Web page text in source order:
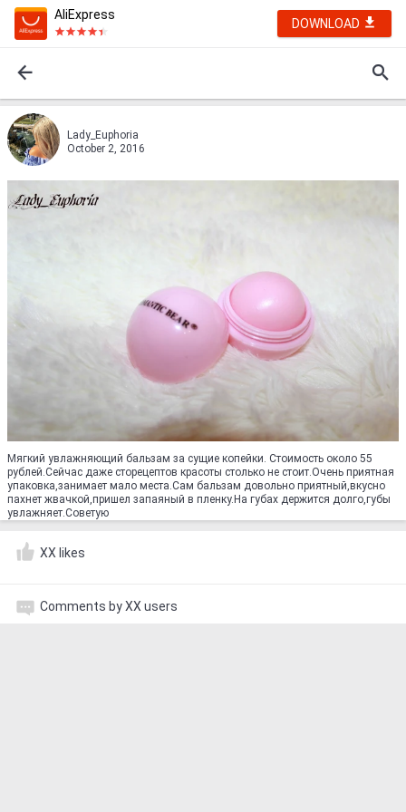
AliExpress
DOWNLOAD
Lady_Euphoria
October 2, 2016
Мягкий увлажняющий бальзам за сущие копейки. Стоимость около 55
рублей.Сейчас даже сторецептов красоты столько не стоит.Очень приятная
упаковка,занимает мало места.Сам бальзам довольно приятный,вкусно
пахнет жвачкой,пришел запаяный в пленку.На губах держится долго,губы
увлажняет.Советую
XX likes
Comments by XX users